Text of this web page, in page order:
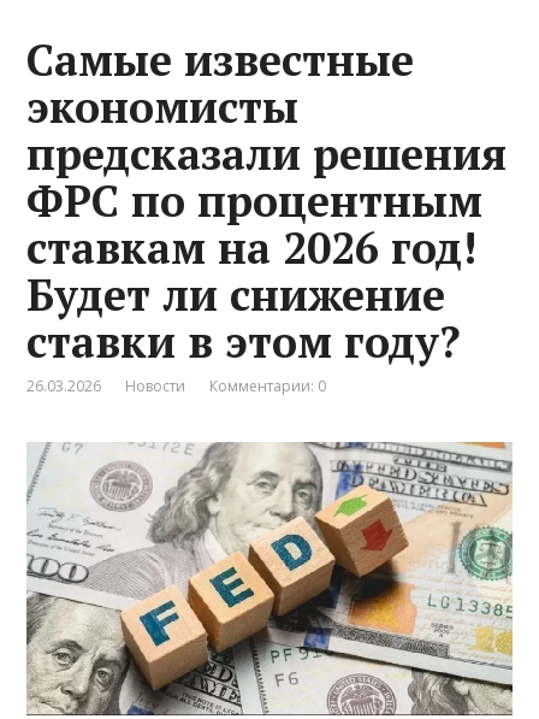
Самые известные
экономисты
предсказали решения
ФРС по процентным
ставкам на 2026 год!
Будет ли снижение
ставки в этом году?
26.03.2026 Новости Комментарии: 0